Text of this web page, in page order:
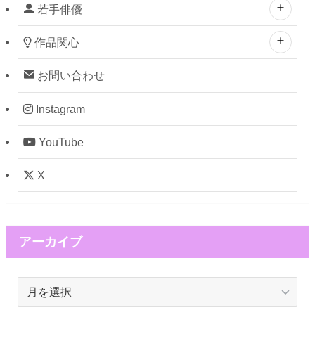
若手俳優
作品関心
お問い合わせ
Instagram
YouTube
X
アーカイブ